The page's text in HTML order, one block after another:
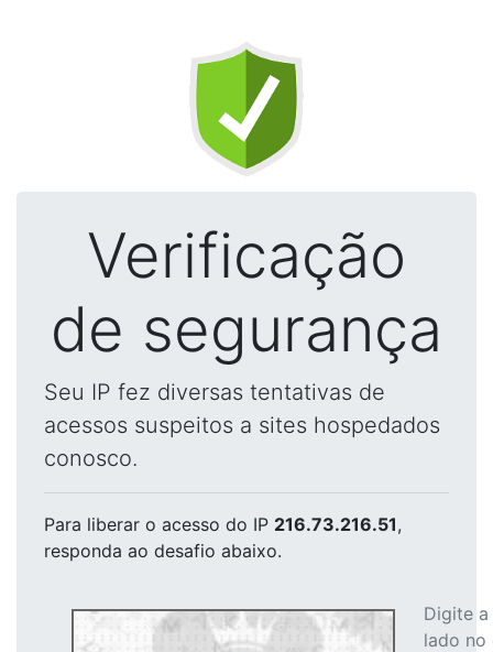
Verificação
de segurança
Seu IP fez diversas tentativas de
acessos suspeitos a sites hospedados
conosco.
Para liberar o acesso do IP 216.73.216.51,
responda ao desafio abaixo.
Digite
lado no